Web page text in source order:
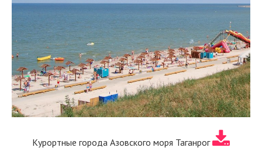
Курортные города Азовского моря Таганрог